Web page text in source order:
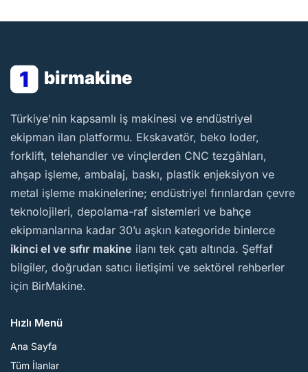
1 birmakine
BirMakine
Türkiye'nin kapsamlı iş makinesi ve endüstriyel
ekipman ilan platformu. Ekskavatör, beko loder,
forklift, telehandler ve vinçlerden CNC tezgâhları,
ahşap işleme, ambalaj, baskı, plastik enjeksiyon ve
metal işleme makinelerine; endüstriyel fırınlardan çevre
teknolojileri, depolama-raf sistemleri ve bahçe
ekipmanlarına kadar 30’u aşkın kategoride binlerce
ikinci el ve sıfır makine ilanı tek çatı altında. Şeffaf
bilgiler, doğrudan satıcı iletişimi ve sektörel rehberler
için BirMakine.
Hızlı Menü
Ana Sayfa
Tüm İlanlar